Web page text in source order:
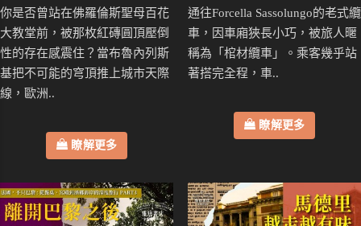
你是否曾站在佛羅倫斯聖母百花
大教堂前，被那枚紅磚圓頂壓倒
性的存在感震住？當布魯內列斯
基把不可能的穹頂推上城市天際
線，歐洲..
瞭解更多
通往Forcella Sassolungo的老式纜
車，因車廂狹長小巧，被旅人暱
稱為「棺材纜車」。乘客幾乎站
著搭完全程，車..
瞭解更多